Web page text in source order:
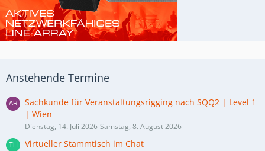
Anstehende Termine
Sachkunde für Veranstaltungsrigging nach SQQ2 | Level 1
| Wien
Dienstag, 14. Juli 2026-Samstag, 8. August 2026
Virtueller Stammtisch im Chat